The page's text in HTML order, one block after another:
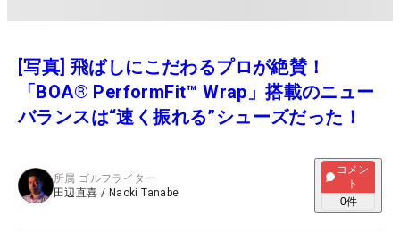
[写真] 飛ばしにこだわるプロが絶賛！
「BOA® PerformFit™ Wrap」搭載のニュー
バランスは“速く振れる”シューズだった！
所属 ゴルフライター
田辺直喜 / Naoki Tanabe
コメン
ト
0件